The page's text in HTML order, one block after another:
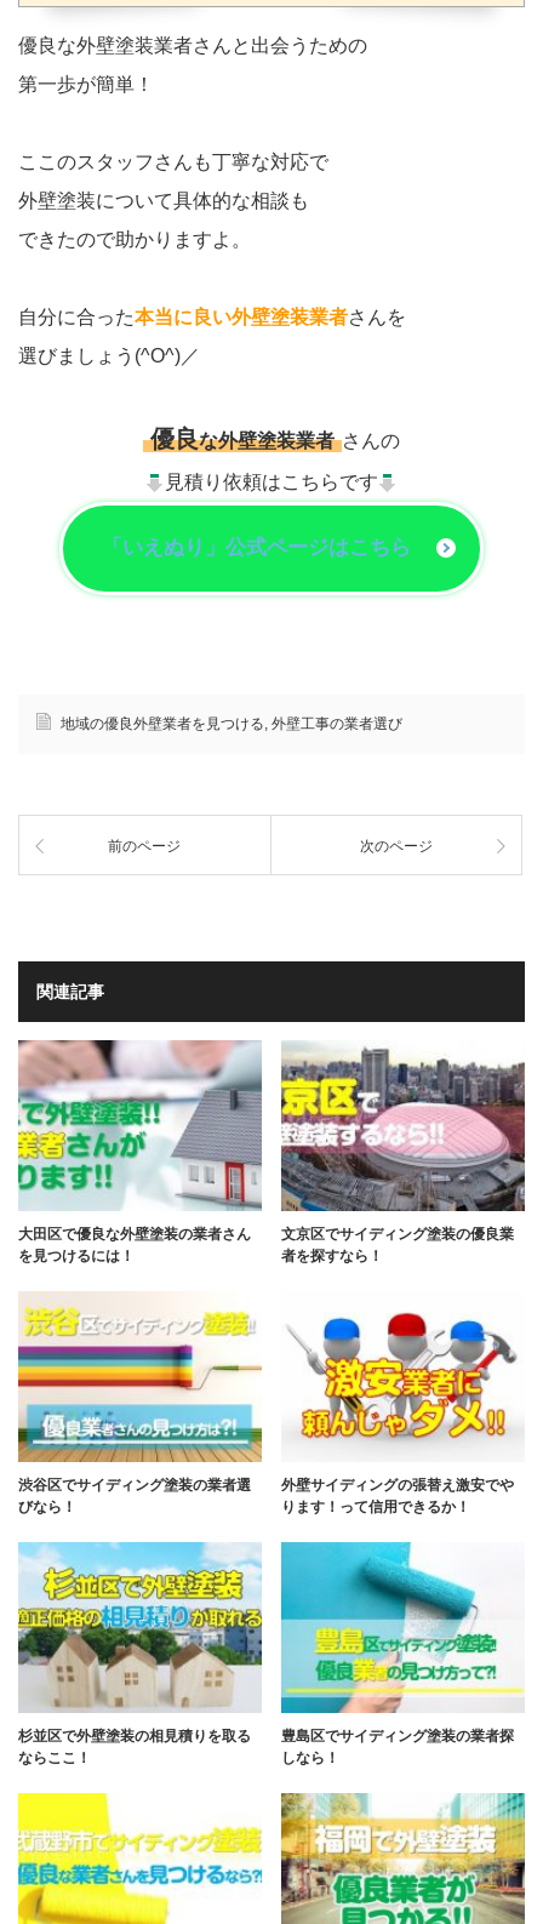
優良な外壁塗装業者さんと出会うための
第一歩が簡単！
ここのスタッフさんも丁寧な対応で
外壁塗装について具体的な相談も
できたので助かりますよ。
自分に合った本当に良い外壁塗装業者さんを
選びましょう(^O^)／
優良な外壁塗装業者 さんの
見積り依頼はこちらです
「いえぬり」公式ページはこちら
地域の優良外壁業者を見つける, 外壁工事の業者選び
前のページ 次のページ
関連記事
大田区で優良な外壁塗装の業者さん
を見つけるには！
文京区でサイディング塗装の優良業
者を探すなら！
渋谷区でサイディング塗装の業者選
びなら！
外壁サイディングの張替え激安でや
ります！って信用できるか！
杉並区で外壁塗装の相見積りを取る
ならここ！
豊島区でサイディング塗装の業者探
しなら！